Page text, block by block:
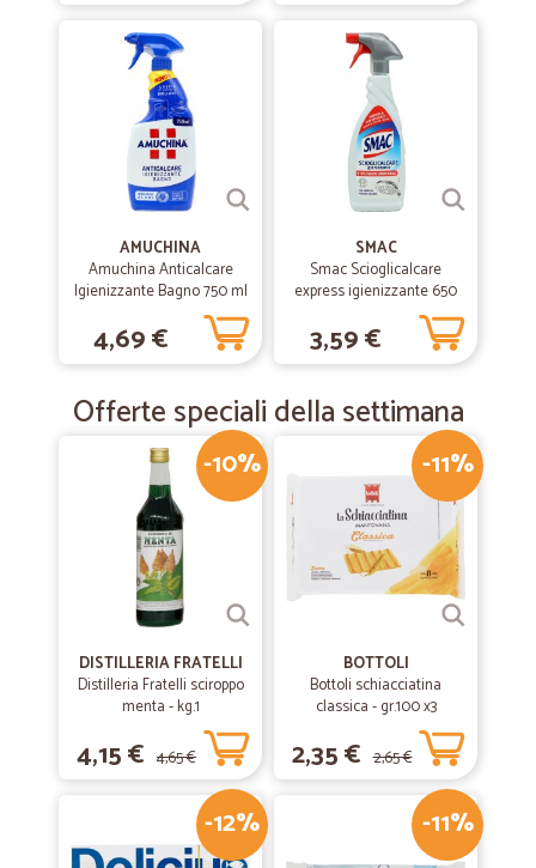
Ottimo servizio per fare la spesa…
Ottimo servizio per fare la spesa online e ricevere tutto a casa col
corriere. Il sito di Cicalia è pieno di prodotti, molto ricco di scelta di
merce di marca. Scontrino alla mano ho verificato che nel mio
supermercato di zona alcuni prodotti costano di più di quelli di Cicalia.
Il servizio di consegna è stato impeccabile e hanno molti sistemi di
pagamento. Facile scegliere i prodotti da mettere nel carrello.
AMUCHINA
Amuchina Anticalcare
Igienizzante Bagno 750 ml
4,69 €
SMAC
Smac Scioglicalcare
express igienizzante 650
3,59 €
Offerte speciali della settimana
-10%
DISTILLERIA FRATELLI
Distilleria Fratelli sciroppo
menta - kg.1
4,15 € 4,65 €
-11%
BOTTOLI
Bottoli schiacciatina
classica - gr.100 x3
2,35 € 2,65 €
-12% -11%